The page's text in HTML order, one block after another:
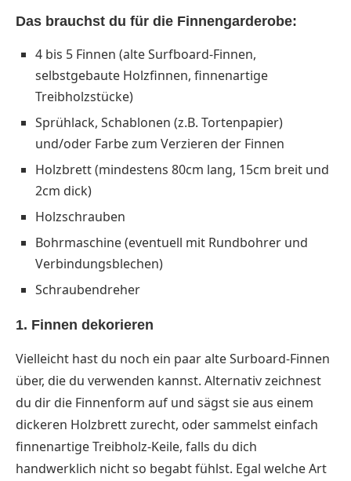
Das brauchst du für die Finnengarderobe:
4 bis 5 Finnen (alte Surfboard-Finnen,
selbstgebaute Holzfinnen, finnenartige
Treibholzstücke)
Sprühlack, Schablonen (z.B. Tortenpapier)
und/oder Farbe zum Verzieren der Finnen
Holzbrett (mindestens 80cm lang, 15cm breit und
2cm dick)
Holzschrauben
Bohrmaschine (eventuell mit Rundbohrer und
Verbindungsblechen)
Schraubendreher
1. Finnen dekorieren
Vielleicht hast du noch ein paar alte Surboard-Finnen
über, die du verwenden kannst. Alternativ zeichnest
du dir die Finnenform auf und sägst sie aus einem
dickeren Holzbrett zurecht, oder sammelst einfach
finnenartige Treibholz-Keile, falls du dich
handwerklich nicht so begabt fühlst. Egal welche Art